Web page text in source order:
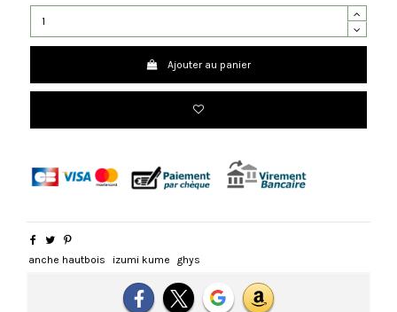
Ajouter au panier
anche hautbois izumi kume ghys